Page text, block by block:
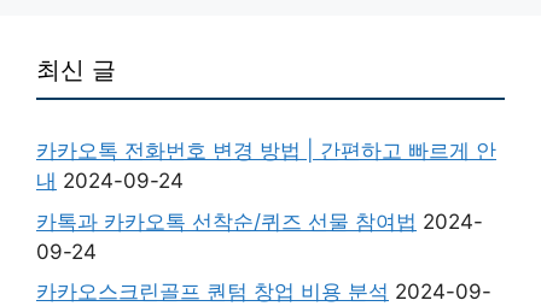
최신 글
카카오톡 전화번호 변경 방법 | 간편하고 빠르게 안
내 2024-09-24
카톡과 카카오톡 선착순/퀴즈 선물 참여법 2024-
09-24
카카오스크린골프 퀀텀 창업 비용 분석 2024-09-